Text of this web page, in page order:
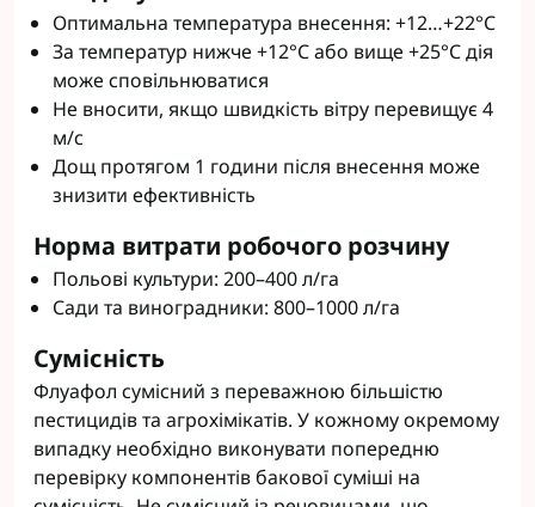
Оптимальна температура внесення: +12…+22°C
За температур нижче +12°C або вище +25°C дія
може сповільнюватися
Не вносити, якщо швидкість вітру перевищує 4
м/с
Дощ протягом 1 години після внесення може
знизити ефективність
Норма витрати робочого розчину
Польові культури: 200–400 л/га
Сади та виноградники: 800–1000 л/га
Сумісність
Флуафол сумісний з переважною більшістю
пестицидів та агрохімікатів. У кожному окремому
випадку необхідно виконувати попередню
перевірку компонентів бакової суміші на